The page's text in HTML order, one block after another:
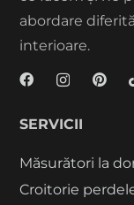
abordare
interioare.
SERVICII
Măsurători la
Croitorie